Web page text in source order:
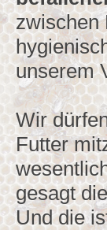
zwischen
unserem
Wir
Futter
gesagt
Und die